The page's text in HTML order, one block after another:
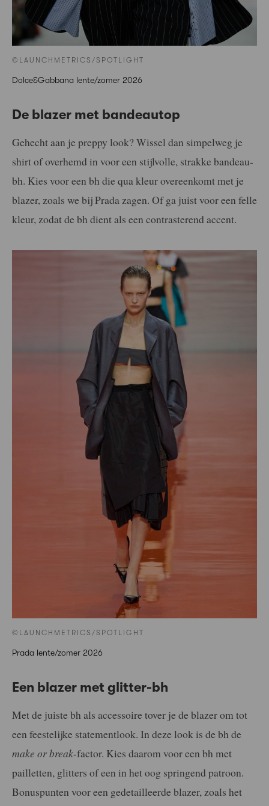
©LAUNCHMETRICS/SPOTLIGHT
Dolce&Gabbana lente/zomer 2026
De blazer met bandeautop
Gehecht aan je preppy look? Wissel dan simpelweg je
shirt of overhemd in voor een stijlvolle, strakke bandeau-
bh. Kies voor een bh die qua kleur overeenkomt met je
blazer, zoals we bij Prada zagen. Of ga juist voor een felle
kleur, zodat de bh dient als een contrasterend accent.
©LAUNCHMETRICS/SPOTLIGHT
Prada lente/zomer 2026
Een blazer met glitter-bh
Met de juiste bh als accessoire tover je de blazer om tot
een feestelijke statementlook. In deze look is de bh de
make or break-factor. Kies daarom voor een bh met
pailletten, glitters of een in het oog springend patroon.
Bonuspunten voor een gedetailleerde blazer, zoals het